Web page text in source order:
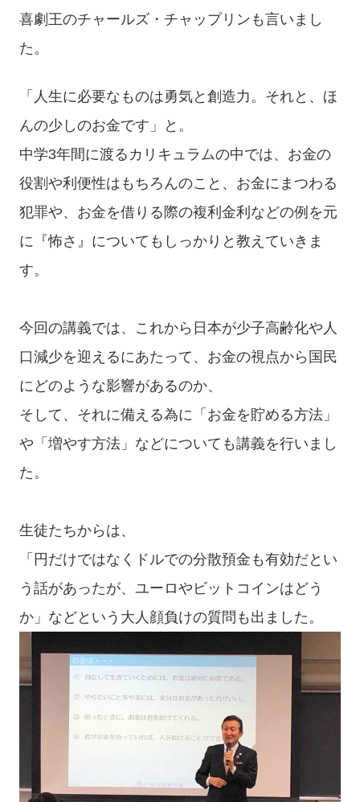
喜劇王のチャールズ・チャップリンも言いまし
た。
「人生に必要なものは勇気と創造力。それと、ほ
んの少しのお金です」と。
中学3年間に渡るカリキュラムの中では、お金の
役割や利便性はもちろんのこと、お金にまつわる
犯罪や、お金を借りる際の複利金利などの例を元
に『怖さ』についてもしっかりと教えていきま
す。
今回の講義では、これから日本が少子高齢化や人
口減少を迎えるにあたって、お金の視点から国民
にどのような影響があるのか、
そして、それに備える為に「お金を貯める方法」
や「増やす方法」などについても講義を行いまし
た。
生徒たちからは、
「円だけではなくドルでの分散預金も有効だとい
う話があったが、ユーロやビットコインはどう
か」などという大人顔負けの質問も出ました。